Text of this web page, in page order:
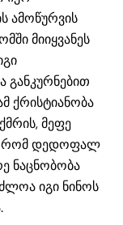
ამოწურვის
მიიყვანეს
განკურნებით
ქრისტიანობა
მეფე
რომ დედოფალ
ნაცნობობა
იგი ნინოს